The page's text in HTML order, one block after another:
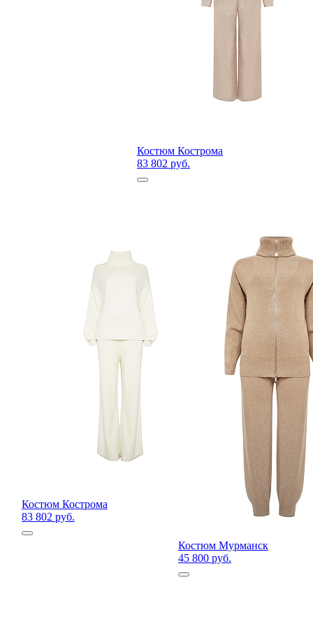
Костюм Кострома
83 802 руб.
Костюм Кострома
83 802 руб.
Костюм Мурманск
45 800 руб.